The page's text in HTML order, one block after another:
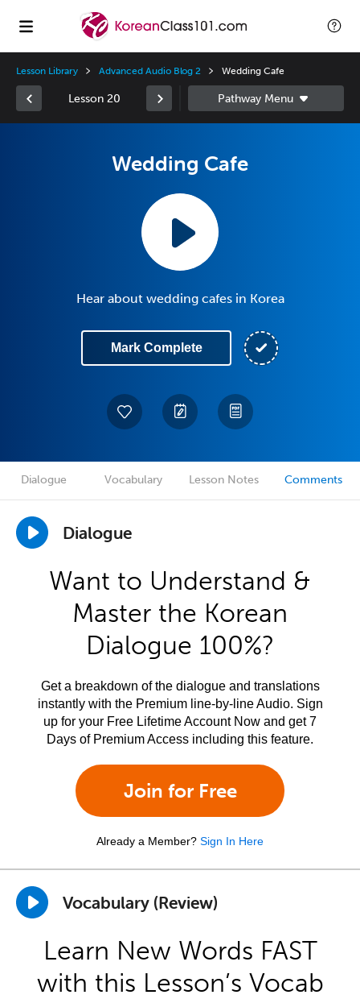
Lesson Library Advanced Audio Blog 2 Wedding Cafe
Lesson 20
Wedding Cafe
Hear about wedding cafes in Korea
Mark Complete
Dialogue Vocabulary Lesson Notes Comments
Dialogue
Want to Understand &
Master the Korean
Dialogue 100%?
Get a breakdown of the dialogue and translations
instantly with the Premium line-by-line Audio. Sign
up for your Free Lifetime Account Now and get 7
Days of Premium Access including this feature.
Join for Free
Already a Member? Sign In Here
Vocabulary (Review)
Learn New Words FAST
with this Lesson’s Vocab